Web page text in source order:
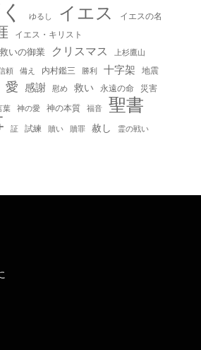
ゆるし イエス イエスの名
イエス・キリスト
いの御業
クリスマス 上杉鷹山
頼 備え 内村鑑三 勝利 十字架
地震
愛 感謝 慰め 救い 永遠の命
災害
葉 神の愛 神の本質 福音 聖書
証 試練 贖い 贖罪 赦し 霊の戦い